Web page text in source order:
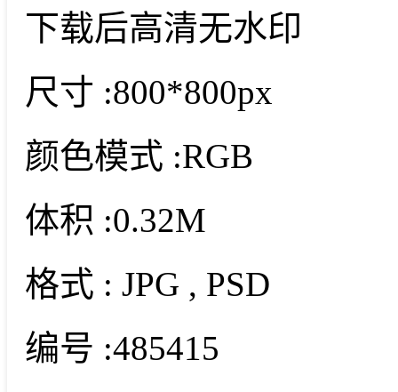
下载后高清无水印
尺寸 :800*800px
颜色模式 :RGB
体积 :0.32M
格式 : JPG , PSD
编号 :485415